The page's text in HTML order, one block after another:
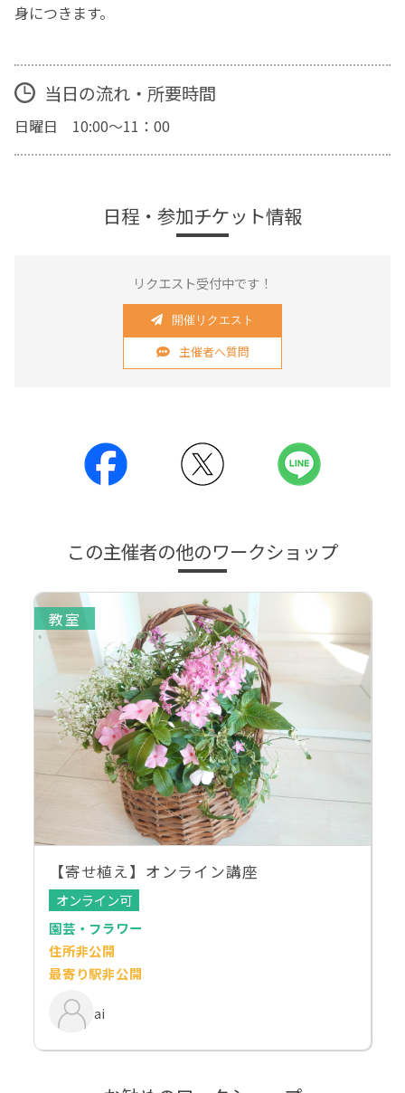
身につきます。
当日の流れ・所要時間
日曜日 10:00〜11：00
日程・参加チケット情報
リクエスト受付中です！
開催リクエスト
主催者へ質問
この主催者の他のワークショップ
教室
【寄せ植え】オンライン講座
オンライン可
園芸・フラワー
住所非公開
最寄り駅非公開
ai